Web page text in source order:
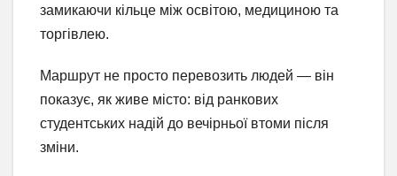
замикаючи кільце між освітою, медициною та
торгівлею.
Маршрут не просто перевозить людей — він
показує, як живе місто: від ранкових
студентських надій до вечірньої втоми після
зміни.